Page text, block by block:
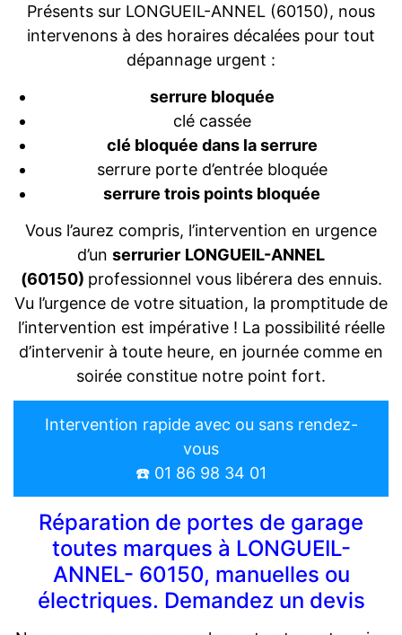
Présents sur LONGUEIL-ANNEL (60150), nous
intervenons à des horaires décalées pour tout
dépannage urgent :
serrure bloquée
clé cassée
clé bloquée dans la serrure
serrure porte d’entrée bloquée
serrure trois points bloquée
Vous l’aurez compris, l’intervention en urgence
d’un serrurier LONGUEIL-ANNEL
(60150) professionnel vous libérera des ennuis.
Vu l’urgence de votre situation, la promptitude de
l’intervention est impérative ! La possibilité réelle
d’intervenir à toute heure, en journée comme en
soirée constitue notre point fort.
Intervention rapide avec ou sans rendez-
vous
☎️ 01 86 98 34 01
Réparation de portes de garage
toutes marques à LONGUEIL-
ANNEL- 60150, manuelles ou
électriques. Demandez un devis